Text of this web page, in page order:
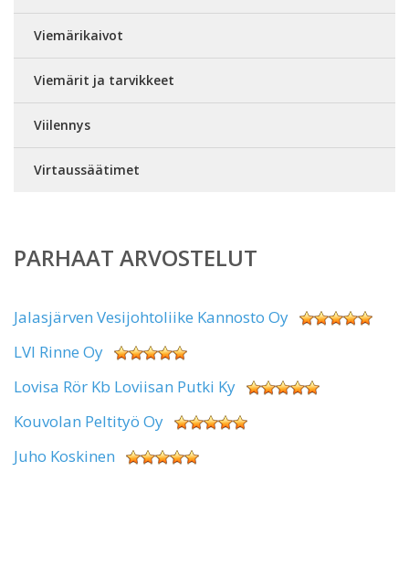
Viemärikaivot
Viemärit ja tarvikkeet
Viilennys
Virtaussäätimet
PARHAAT ARVOSTELUT
Jalasjärven Vesijohtoliike Kannosto Oy
LVI Rinne Oy
Lovisa Rör Kb Loviisan Putki Ky
Kouvolan Peltityö Oy
Juho Koskinen